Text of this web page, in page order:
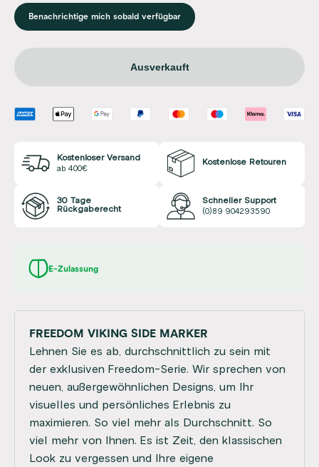
Benachrichtige mich sobald verfügbar
Ausverkauft
Kostenloser Versand
ab 400€
Kostenlose Retouren
30 Tage
Rückgaberecht
Schneller Support
(0)89 904293590
E-Zulassung
FREEDOM VIKING SIDE MARKER
Lehnen Sie es ab, durchschnittlich zu sein mit
der exklusiven Freedom-Serie. Wir sprechen von
neuen, außergewöhnlichen Designs, um Ihr
visuelles und persönliches Erlebnis zu
maximieren. So viel mehr als Durchschnitt. So
viel mehr von Ihnen. Es ist Zeit, den klassischen
Look zu vergessen und Ihre eigene